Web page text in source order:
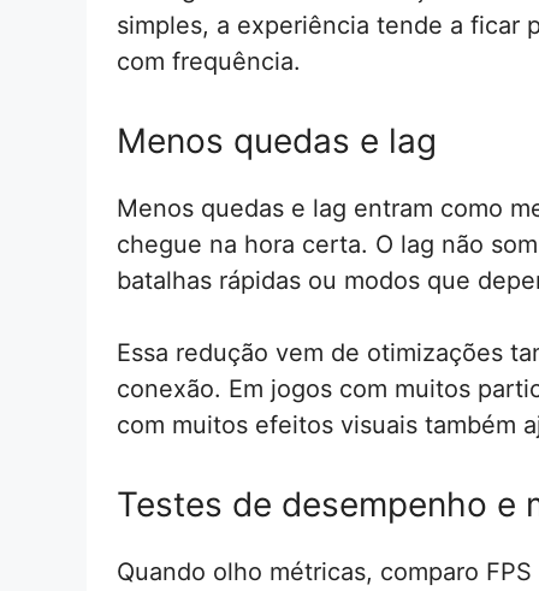
simples, a experiência tende a ficar
com frequência.
Menos quedas e lag
Menos quedas e lag entram como
chegue na hora certa. O lag não
batalhas rápidas ou modos que
Essa redução vem de otimizações
conexão. Em jogos com muitos
com muitos efeitos visuais também
Testes de desempenho e
Quando olho métricas, comparo